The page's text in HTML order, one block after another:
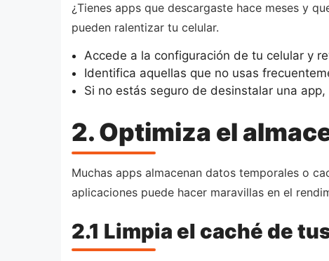
¿Tienes apps que descargaste hace meses y
pueden ralentizar tu celular.
Accede a la configuración de tu celular y
Identifica aquellas que no usas
Si no estás seguro de desinstalar una
2. Optimiza el
Muchas apps almacenan datos temporales o
aplicaciones puede hacer maravillas en el
2.1 Limpia el caché de